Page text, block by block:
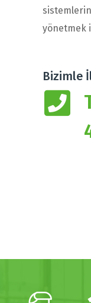
yönetmek
Bizimle